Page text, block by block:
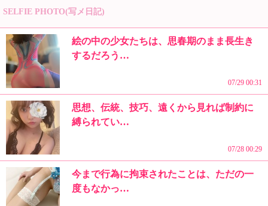
SELFIE PHOTO(写メ日記)